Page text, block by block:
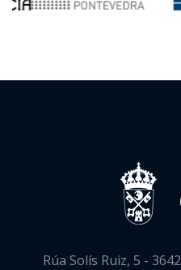
Rúa Solís Ruiz, 5 -